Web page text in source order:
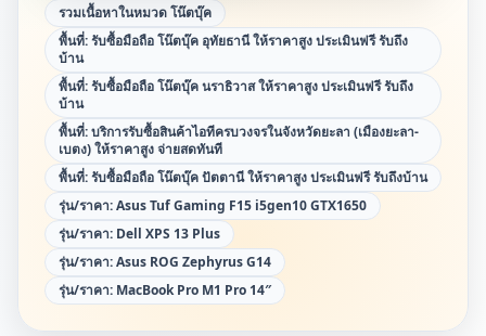
รวมเนื้อหาในหมวดโน๊ตบุ๊ค
พื้นที่:รับซื้อมือถือ โน๊ตบุ๊ค อุทัยธานี ให้ราคาสูง ประเมินฟรี รับถึง
บ้าน
พื้นที่:รับซื้อมือถือ โน๊ตบุ๊ค นราธิวาส ให้ราคาสูง ประเมินฟรี รับถึง
บ้าน
พื้นที่:บริการรับซื้อสินค้าไอทีครบวงจรในจังหวัดยะลา (เมืองยะลา-
เบตง) ให้ราคาสูง จ่ายสดทันที
พื้นที่:รับซื้อมือถือ โน๊ตบุ๊ค ปัตตานี ให้ราคาสูง ประเมินฟรี รับถึงบ้าน
รุ่น/ราคา:Asus Tuf Gaming F15 i5gen10 GTX1650
รุ่น/ราคา: Dell XPS 13 Plus
รุ่น/ราคา:Asus ROG Zephyrus G14
รุ่น/ราคา: MacBook Pro M1 Pro 14″